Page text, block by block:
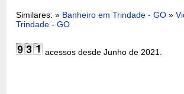
Similares: » Banheiro em Trindade - GO »
Trindade - GO
acessos desde Junho de 2021.